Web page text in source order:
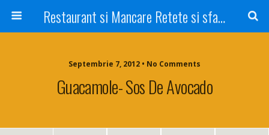
Restaurant si Mancare Retete si sfaturi Picant bun si rapid
Septembrie 7, 2012 • No Comments
Guacamole- Sos De Avocado